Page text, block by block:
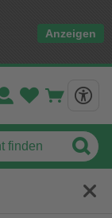
Anzeigen